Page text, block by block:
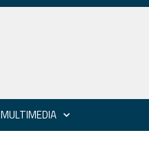
MULTIMEDIA